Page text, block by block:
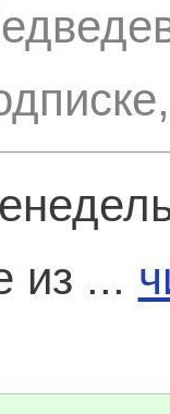
из ...